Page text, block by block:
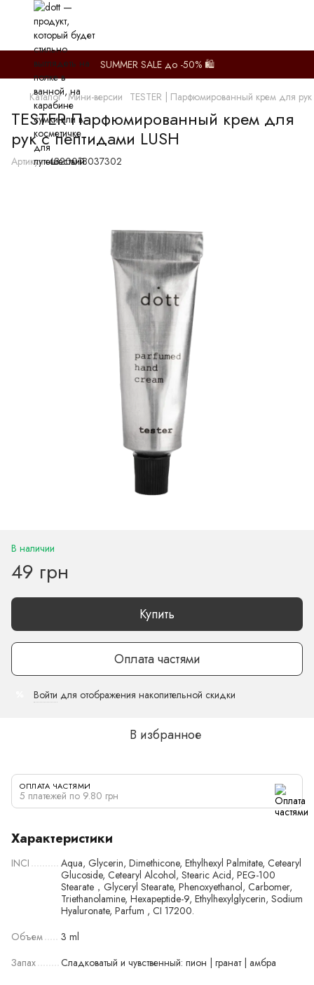
SUMMER SALE до -50% 🛍️
Каталог Мини-версии TESTER | Парфюмированный крем для
TESTER Парфюмированный крем для
рук с пептидами LUSH
Артикул:4820018037302
В наличии
49 грн
Купить
Оплата частями
Войти для отображения накопительной скидки
В избранное
ОПЛАТА ЧАСТЯМИ
5 платежей по 9.80 грн
Характеристики
INCI
Aqua, Glycerin, Dimethicone, Ethylhexyl Palmitate, Cetearyl
Glucoside, Cetearyl Alcohol, Stearic Acid, PEG-100
Stearate，Glyceryl Stearate, Phenoxyethanol, Carbomer,
Triethanolamine, Hexapeptide-9, Ethylhexylglycerin, Sodium
Hyaluronate, Parfum , CI 17200.
Объем
3 ml
Запах
Сладковатый и чувственный: пион | гранат | амбра